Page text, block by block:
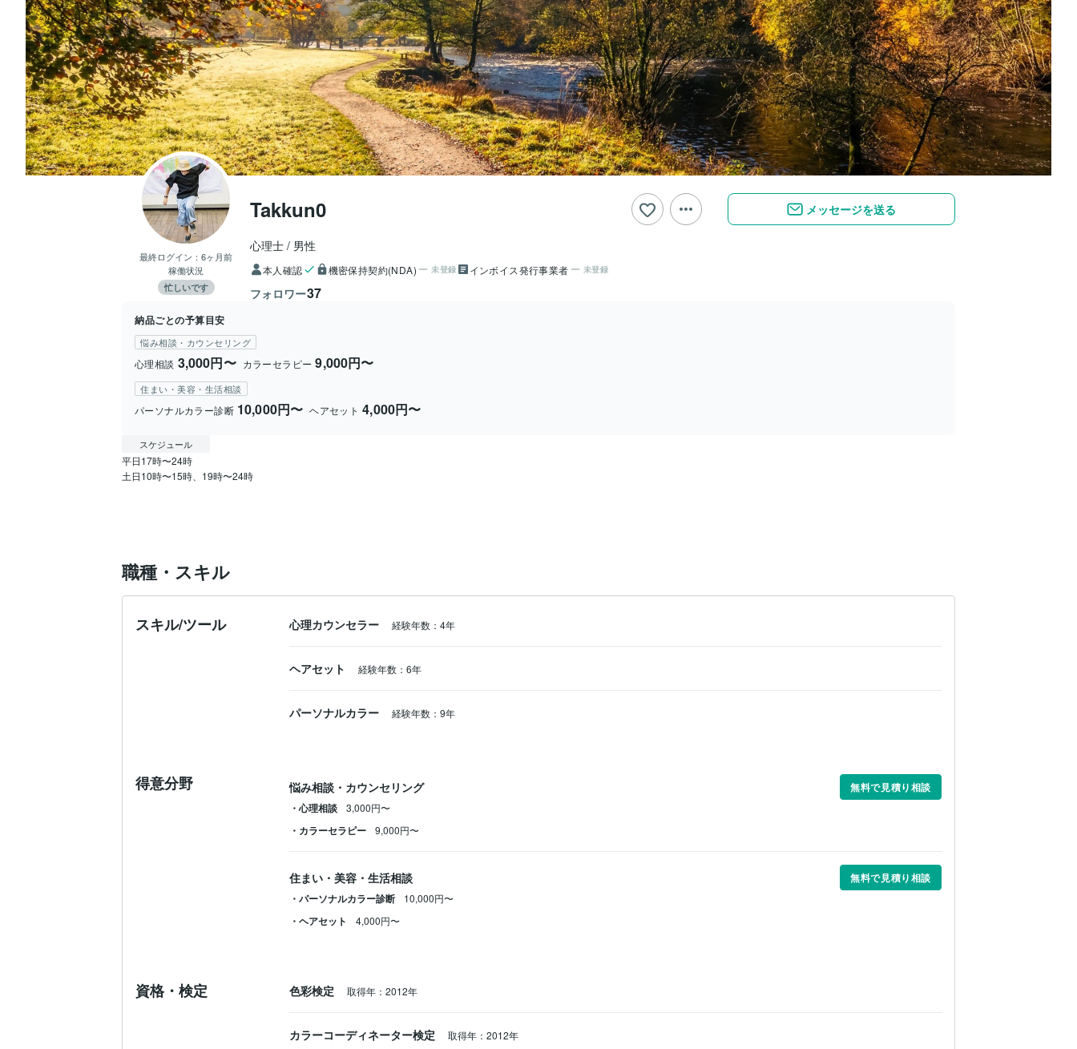
最終ログイン： 6ヶ月前
稼働状況
忙しいです
Takkun0
心理士 男性
本人確認 機密保持契約(NDA) 未登録 インボイス発行事業者 未登録
フォロワー37
メッセージを送る
納品ごとの予算目安
悩み相談・カウンセリング
心理相談 3,000円〜 カラーセラピー 9,000円〜
住まい・美容・生活相談
パーソナルカラー診断 10,000円〜 ヘアセット 4,000円〜
スケジュール
平日17時〜24時
土日10時〜15時、19時〜24時
職種・スキル
スキル/ツール 心理カウンセラー 経験年数：4年
ヘアセット 経験年数：6年
パーソナルカラー 経験年数：9年
得意分野 悩み相談・カウンセリング
無料で見積り相談
・心理相談
3,000円〜
・カラーセラピー 9,000円〜
住まい・美容・生活相談
無料で見積り相談
・パーソナルカラー診断
10,000円〜
・ヘアセット 4,000円〜
資格・検定 色彩検定 取得年：2012年
カラーコーディネーター検定 取得年：2012年